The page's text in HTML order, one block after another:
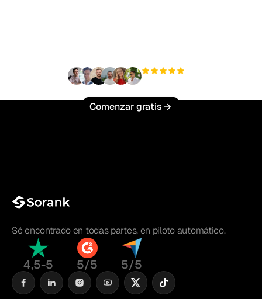
Comenzar gratis
Sé encontrado en todas partes, en piloto automático.
4,5-5 5/5 5/5